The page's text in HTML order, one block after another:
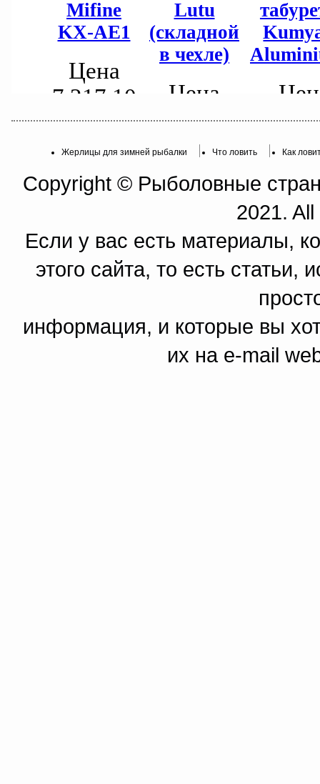
Жерлицы для зимней рыбалки Что ловить Как
Copyright © Рыболовные
2021.
Если у вас есть материалы,
этого сайта, то есть
информация, и которые вы
их на e-mail